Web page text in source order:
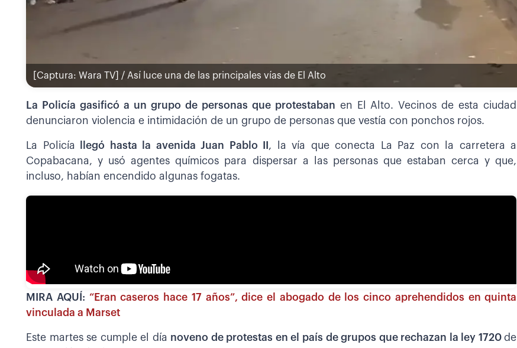
[Captura: Wara TV] / Así luce una de las principales vías de El Alto
La Policía gasificó a un grupo de personas que protestaban en El Alto. Vecinos de esta ciudad
denunciaron violencia e intimidación de un grupo de personas que vestía con ponchos rojos.
La Policía llegó hasta la avenida Juan Pablo II
, la vía que conecta La Paz con la carretera a
Copabacana, y usó agentes químicos para dispersar a las personas que estaban cerca y que,
incluso, habían encendido algunas fogatas.
MIRA AQUÍ: “Eran caseros hace 17 años”, dice el abogado de los cinco aprehendidos en quinta
vinculada a Marset
Este martes se cumple el día noveno de protestas en el país de grupos que rechazan la ley 1720de